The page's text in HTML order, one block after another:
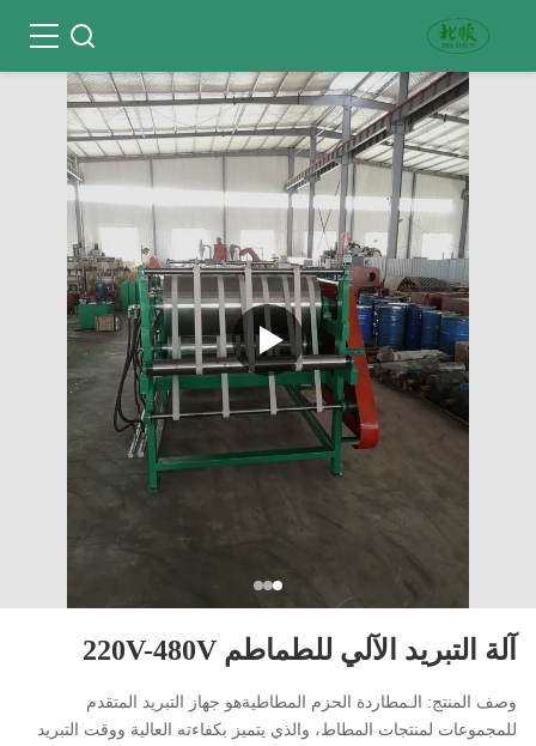
آلة التبريد الآلي للطماطم 220V-480V
وصف المنتج: الـمطاردة الحزم المطاطيةهو جهاز التبريد المتقدم
للمجموعات لمنتجات المطاط، والذي يتميز بكفاءته العالية ووقت التبريد